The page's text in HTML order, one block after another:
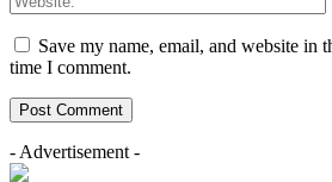
Save my name, email, and website in
time I comment.
- Advertisement -